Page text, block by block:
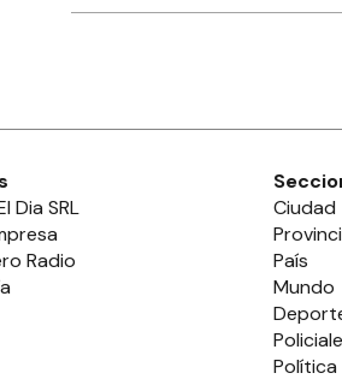
Dia SRL
Radio
Ciudad
País
Mundo
Política